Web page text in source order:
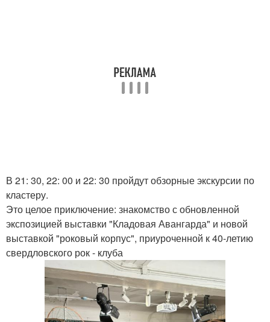
В 21: 30, 22: 00 и 22: 30 пройдут обзорные экскурсии по
кластеру.
Это целое приключение: знакомство с обновленной
экспозицией выставки "Кладовая Авангарда" и новой
выставкой "роковый корпус", приуроченной к 40-летию
свердловского рок - клуба